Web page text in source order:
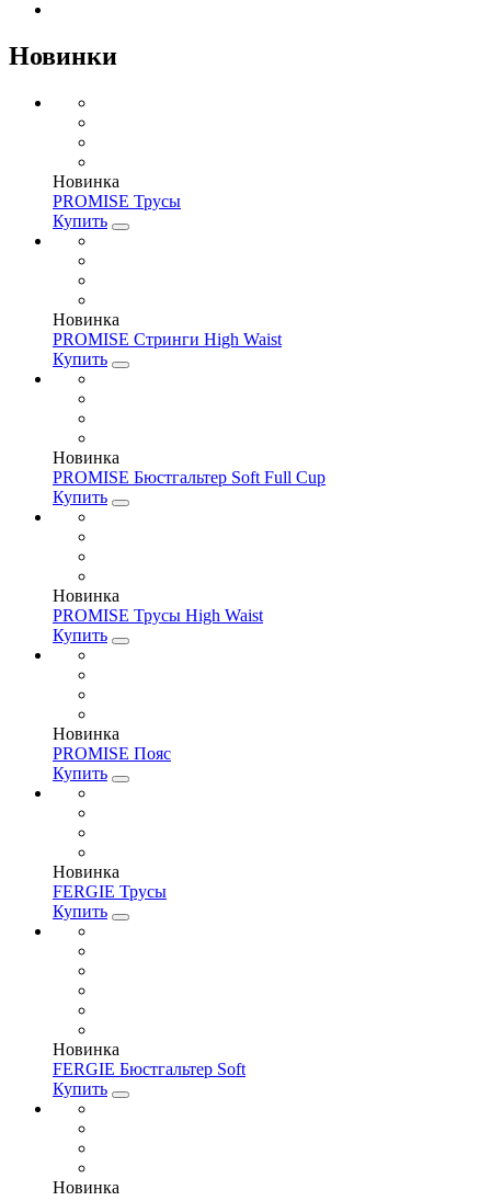
Новинки
Новинка
PROMISE Трусы
Купить
Новинка
PROMISE Стринги High Waist
Купить
Новинка
PROMISE Бюстгальтер Soft Full Cup
Купить
Новинка
PROMISE Трусы High Waist
Купить
Новинка
PROMISE Пояс
Купить
Новинка
FERGIE Трусы
Купить
Новинка
FERGIE Бюстгальтер Soft
Купить
Новинка